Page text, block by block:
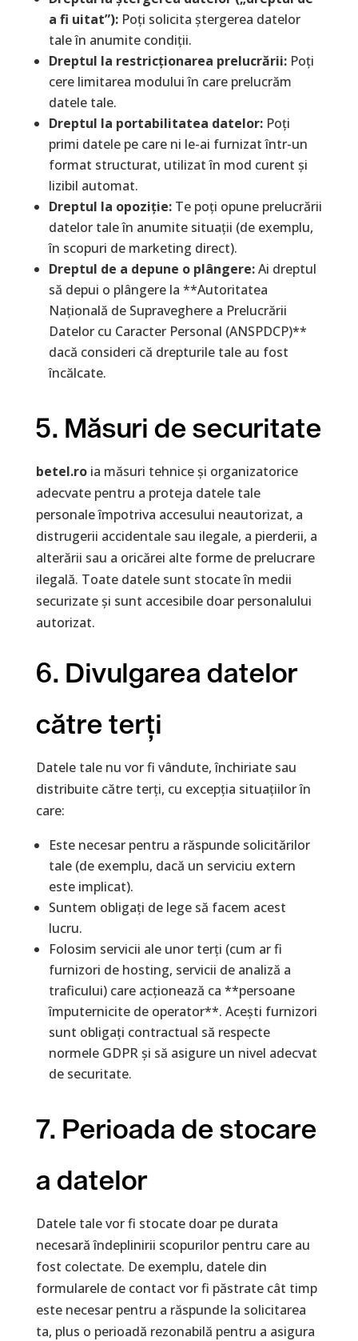
a fi uitat”):Poți solicita ștergerea datelor
tale în anumite condiții.
Dreptul la restricționarea prelucrării:Poți
cere limitarea modului în care prelucrăm
datele tale.
Dreptul la portabilitatea datelor:Poți
primi datele pe care ni le-ai furnizat într-un
format structurat, utilizat în mod curent și
lizibil automat.
Dreptul la opoziție:Te poți opune prelucrării
datelor tale în anumite situații (de exemplu,
în scopuri de marketing direct).
Dreptul de a depune o plângere:Ai dreptul
să depui o plângere la **Autoritatea
Națională de Supraveghere a Prelucrării
Datelor cu Caracter Personal (ANSPDCP)**
dacă consideri că drepturile tale au fost
încălcate.
5. Măsuri de securitate
betel.roia măsuri tehnice și organizatorice
adecvate pentru a proteja datele tale
personale împotriva accesului neautorizat, a
distrugerii accidentale sau ilegale, a pierderii, a
alterării sau a oricărei alte forme de prelucrare
ilegală. Toate datele sunt stocate în medii
securizate și sunt accesibile doar personalului
autorizat.
6. Divulgarea datelor
către terți
Datele tale nu vor fi vândute, închiriate sau
distribuite către terți, cu excepția situațiilor în
care:
Este necesar pentru a răspunde solicitărilor
tale (de exemplu, dacă un serviciu extern
este implicat).
Suntem obligați de lege să facem acest
lucru.
Folosim servicii ale unor terți (cum ar fi
furnizori de hosting, servicii de analiză a
traficului) care acționează ca **persoane
împuternicite de operator**. Acești furnizori
sunt obligați contractual să respecte
normele GDPR și să asigure un nivel adecvat
de securitate.
7. Perioada de stocare
a datelor
Datele tale vor fi stocate doar pe durata
necesară îndeplinirii scopurilor pentru care au
fost colectate. De exemplu, datele din
formularele de contact vor fi păstrate cât timp
este necesar pentru a răspunde la solicitarea
ta, plus o perioadă rezonabilă pentru a asigura